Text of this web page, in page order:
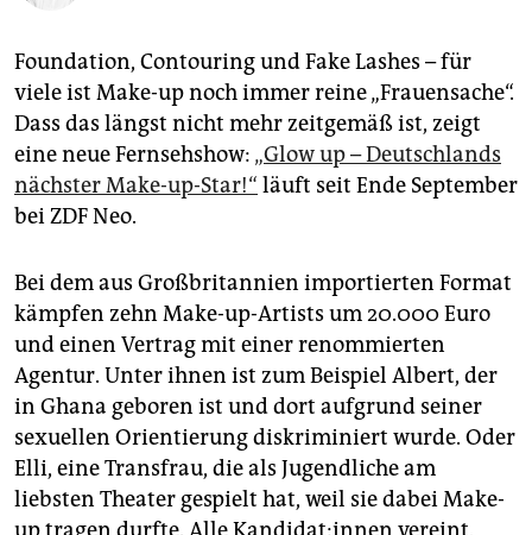
unterstützen
abo
genossenschaft
epaper login
Foundation, Contouring und Fake Lashes – für
viele ist Make-up noch immer reine „Frauensache“.
Dass das längst nicht mehr zeitgemäß ist, zeigt
eine neue Fernsehshow: „Glow up – Deutschlands
nächster Make-up-Star!“ läuft seit Ende September
bei ZDF Neo.
Bei dem aus Großbritannien importierten Format
kämpfen zehn Make-up-Artists um 20.000 Euro
und einen Vertrag mit einer renommierten
Agentur. Unter ihnen ist zum Beispiel Albert, der
in Ghana geboren ist und dort aufgrund seiner
sexuellen Orientierung diskriminiert wurde. Oder
Elli, eine Transfrau, die als Jugendliche am
liebsten Theater gespielt hat, weil sie dabei Make-